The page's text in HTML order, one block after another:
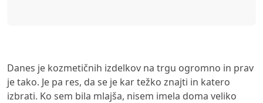
Danes je kozmetičnih izdelkov na trgu ogromno in prav
je tako. Je pa res, da se je kar težko znajti in katero
izbrati. Ko sem bila mlajša, nisem imela doma veliko